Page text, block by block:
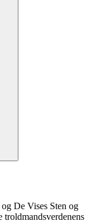
De Vises Sten og